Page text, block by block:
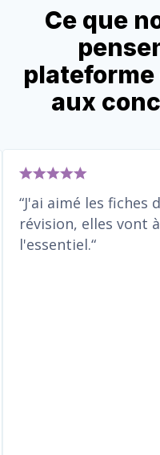
Ce que
aux
J'ai aimé les
révision,
l'essentiel.